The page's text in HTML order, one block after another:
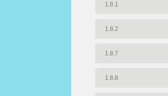
1.8.1
1.8.2
1.8.7
1.8.8